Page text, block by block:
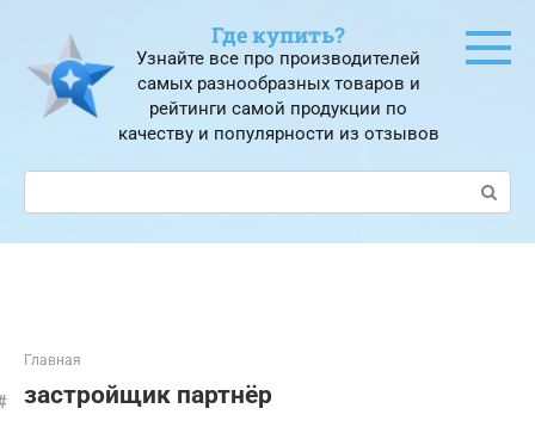
контенту
Где купить?
Узнайте все про производителей
самых разнообразных товаров и
рейтинги самой продукции по
качеству и популярности из отзывов
Поиск:
Главная
застройщик партнёр